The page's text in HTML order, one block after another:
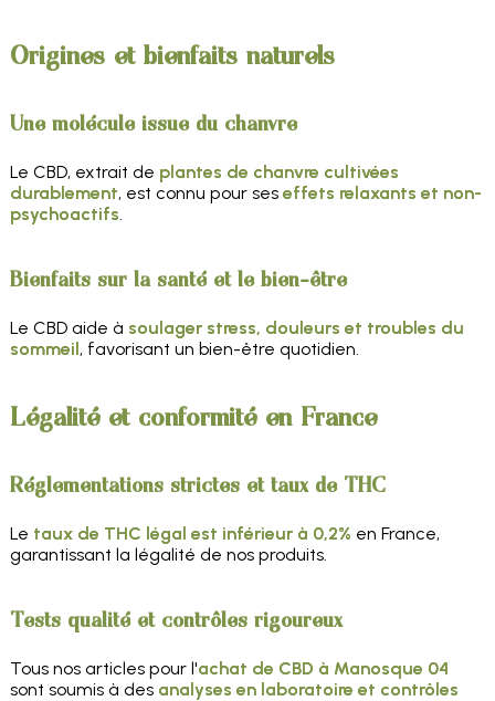
Origines et bienfaits naturels
Une molécule issue du chanvre
Le CBD, extrait de plantes de chanvre cultivées
durablement, est connu pour ses effets relaxants et non-
psychoactifs.
Bienfaits sur la santé et le bien-être
Le CBD aide à soulager stress, douleurs et troubles du
sommeil, favorisant un bien-être quotidien.
Légalité et conformité en France
Réglementations strictes et taux de THC
Le taux de THC légal est inférieur à 0,2% en France,
garantissant la légalité de nos produits.
Tests qualité et contrôles rigoureux
Tous nos articles pour l'achat de CBD à Manosque 04
sont soumis à des analyses en laboratoire et contrôles